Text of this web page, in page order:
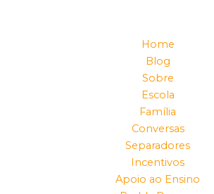
Home
Blog
Sobre
Escola
Família
Conversas
Separadores
Incentivos
Apoio ao Ensino